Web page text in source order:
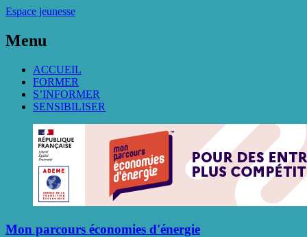
Espace jeunesse
Menu
ACCUEIL
FORMER
S’INFORMER
SENSIBILISER
Mon parcours économies d'énergie